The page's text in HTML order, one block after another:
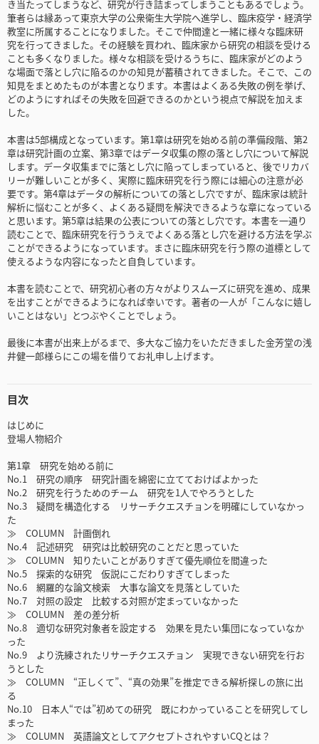
き当たってしまうなど、研究が行き詰まってしまうこともあるでしょう。
筆者らは縁あって東京大学の公衆衛生大学院へ進学し、臨床疫学・経済学
教室に所属することになりました。そこで仲間達と一緒に様々な臨床研
究を行ってきました。その経験を買われ、臨床家から研究の相談を受ける
ことも多くなりました。様々な相談を受けるうちに、臨床家がどのよう
な場面で落とし穴に陥るのかの知見が蓄積されてきました。そこで、この
知見をまとめたものが本書となります。本書はよくある失敗の例を挙げ、
どのようにすればその失敗を回避できるのかという視点で解説を加えま
した。
本書は5部構成となっています。第1章は研究を始める前の準備段階、第2
章は研究計画の立案、第3章ではデータ収集の際の落とし穴について解説
します。データ収集までに落とし穴に陥ってしまっていると、後でリカバ
リーが難しいことが多く、実際に臨床研究を行う際には細心の注意が必
要です。第4章はデータの解析についての落とし穴ですが、臨床家は統計
解析に悩むことが多く、よくある疑問を解決できるような章になっている
と思います。第5章は結果の公表についての落とし穴です。本書を一通り
読むことで、臨床研究を行ううえでよくある落とし穴を避ける方法を学ぶ
ことができるようになっています。まさに臨床研究を行う際の道標として
使えるような内容になったと自負しています。
本書を読むことで、研究初心者の方々がよりスムーズに研究を進め、成果
を出すことができるようになれば幸いです。著者の一人が「こんなに嬉し
いことはない」とつぶやくことでしょう。
最後に本書が出来上がるまで、多大なご協力をいただきました金芳堂の浅
井健一郎様らにこの場を借りてお礼申し上げます。
目次
はじめに
登場人物紹介
第1章 研究を始める前に
No.1 研究の順序 研究計画を綿密に立てておけばよかった
No.2 研究を行うためのチーム 研究を1人でやろうとした
No.3 疑問を構造化する リサーチクエスチョンを明確にしていなかっ
た
≫ COLUMN 計画倒れ
No.4 記述研究 研究は比較研究のことだと思っていた
≫ COLUMN 知りたいことがありすぎて優先順位を間違った
No.5 探索的な研究 仮説にこだわりすぎてしまった
No.6 網羅的な論文検索 大事な論文を見落としていた
No.7 対照の設定 比較する対照が定まっていなかった
≫ COLUMN 差の差分析
No.8 適切な研究対象者を設定する 効果を見たい集団になっていなか
った
No.9 より洗練されたリサーチクエスチョン 実現できない研究を行お
うとした
≫ COLUMN “正しくて”、“真の効果”を推定できる解析探しの旅に出
る
No.10 日本人“では”初めての研究 既にわかっていることを研究してし
まった
≫ COLUMN 英語論文としてアクセプトされやすいCQとは？